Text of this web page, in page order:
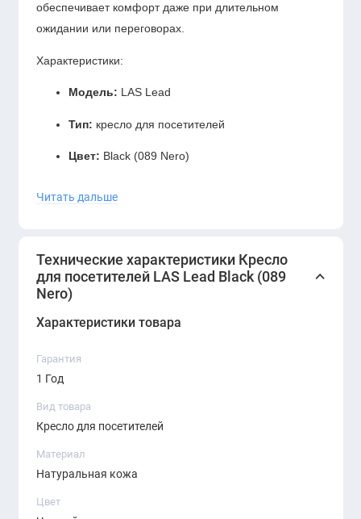
обеспечивает комфорт даже при длительном
ожидании или переговорах.
Характеристики:
Модель: LAS Lead
Тип: кресло для посетителей
Цвет: Black (089 Nero)
металлический, с хромированными
элементами
Назначение:
комнаты, кабинеты руководителей
Преимущества:
Эргономичная форма, обеспечивающая
Прочные и долговечные материалы
Читать дальше
Технические характеристики Кресло
для посетителей LAS Lead Black (089
Nero)
Характеристики товара
Гарантия
1 Год
Вид товара
Кресло для посетителей
Материал
Натуральная кожа
Цвет